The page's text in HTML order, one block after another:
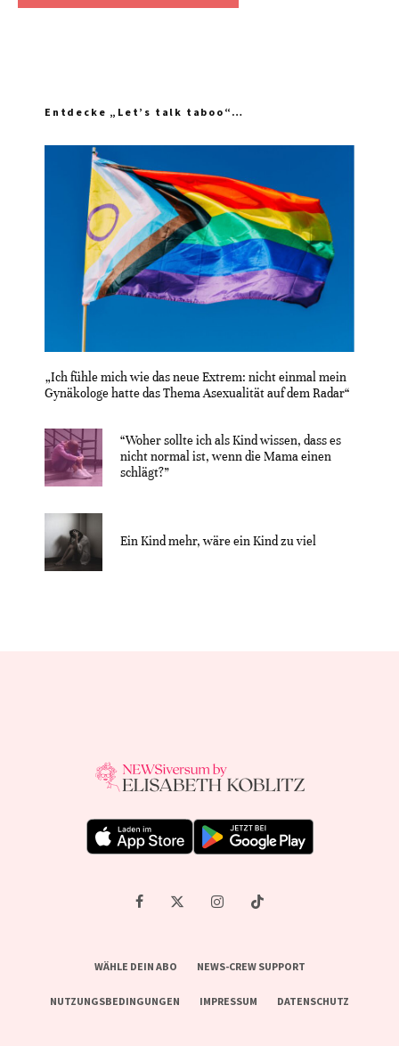
Entdecke „Let’s talk taboo“…
„Ich fühle mich wie das neue Extrem: nicht einmal mein
Gynäkologe hatte das Thema Asexualität auf dem Radar“
“Woher sollte ich als Kind wissen, dass es
nicht normal ist, wenn die Mama einen
schlägt?”
Ein Kind mehr, wäre ein Kind zu viel
WÄHLE DEIN ABO NEWS-CREW SUPPORT
NUTZUNGSBEDINGUNGEN IMPRESSUM DATENSCHUTZ